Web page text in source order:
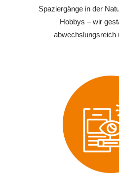
Spaziergänge in der
Hobbys – wir
abwechslungsreich